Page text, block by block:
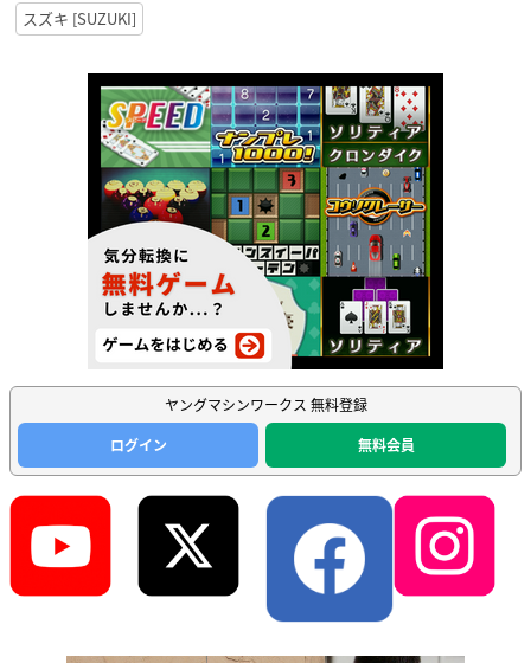
スズキ [SUZUKI]
ヤングマシンワークス 無料登録
ログイン
無料会員